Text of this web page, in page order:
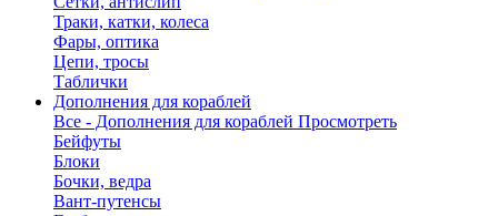
Траки, катки, колеса
Фары, оптика
Цепи, тросы
Таблички
Дополнения для кораблей
Все - Дополнения для кораблей Просмотреть
Бейфуты
Блоки
Бочки, ведра
Вант-путенсы